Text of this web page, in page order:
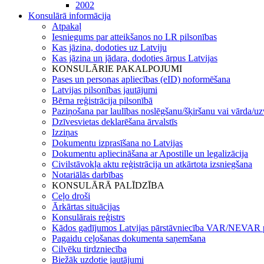
2002
Konsulārā informācija
Atpakaļ
Iesniegums par atteikšanos no LR pilsonības
Kas jāzina, dodoties uz Latviju
Kas jāzina un jādara, dodoties ārpus Latvijas
KONSULĀRIE PAKALPOJUMI
Pases un personas apliecības (eID) noformēšana
Latvijas pilsonības jautājumi
Bērna reģistrācija pilsonībā
Paziņošana par laulības noslēgšanu/šķiršanu vai vārda/
Dzīvesvietas deklarēšana ārvalstīs
Izziņas
Dokumentu izprasīšana no Latvijas
Dokumentu apliecināšana ar Apostille un legalizācija
Civilstāvokļa aktu reģistrācija un atkārtota izsniegšana
Notariālās darbības
KONSULĀRĀ PALĪDZĪBA
Ceļo droši
Ārkārtas situācijas
Konsulārais reģistrs
Kādos gadījumos Latvijas pārstāvniecība VAR/NEVAR
Pagaidu ceļošanas dokumenta saņemšana
Cilvēku tirdzniecība
Biežāk uzdotie jautājumi